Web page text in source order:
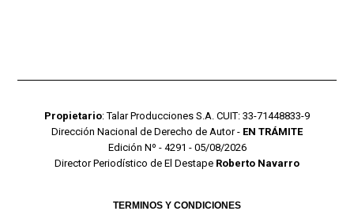
Propietario: Talar Producciones S.A. CUIT: 33-71448833-9
Dirección Nacional de Derecho de Autor - EN TRÁMITE
Edición Nº - 4291 - 05/08/2026
Director Periodístico de El Destape Roberto Navarro
TERMINOS Y CONDICIONES